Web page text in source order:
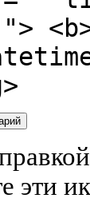
эти